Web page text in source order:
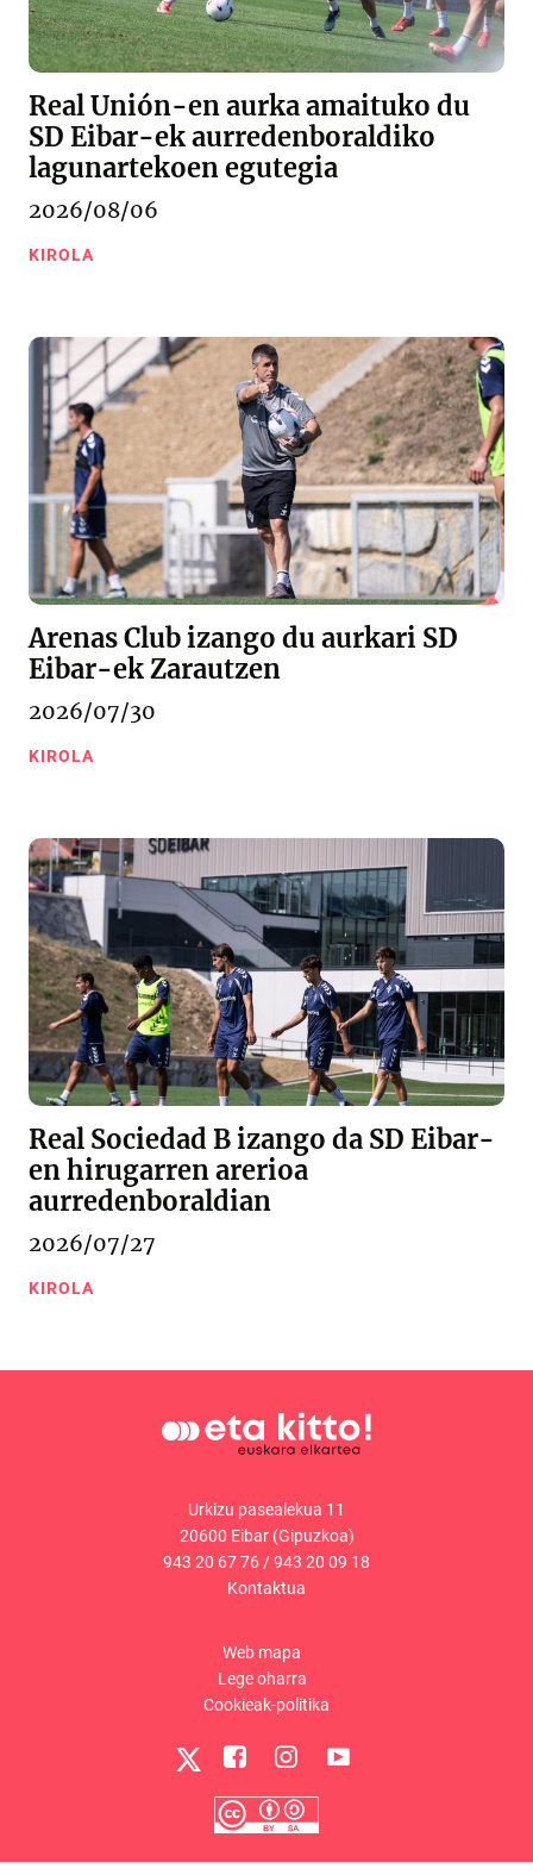
Real Unión-en aurka amaituko du
SD Eibar-ek aurredenboraldiko
lagunartekoen egutegia
2026/08/06
KIROLA
Arenas Club izango du aurkari SD
Eibar-ek Zarautzen
2026/07/30
KIROLA
Real Sociedad B izango da SD Eibar-
en hirugarren arerioa
aurredenboraldian
2026/07/27
KIROLA
Urkizu pasealekua 11
20600 Eibar (Gipuzkoa)
943 20 67 76/943 20 09 18
Kontaktua
Web mapa
Lege oharra
Cookieak-politika